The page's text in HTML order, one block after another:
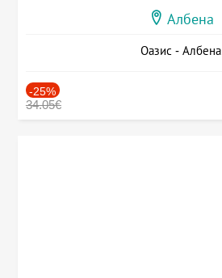
Албена
Оазис - Албена
-25%
34.05€